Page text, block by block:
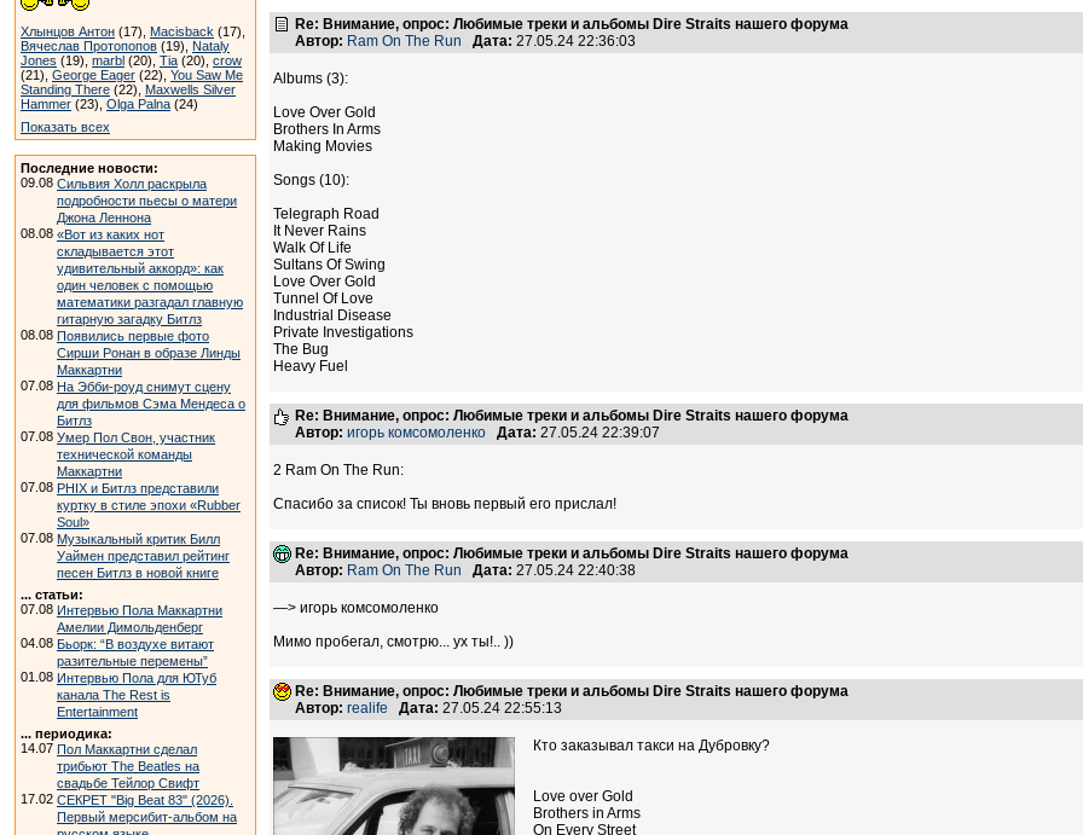
Хлынцов Антон (17), Macisback (17),
Вячеслав Протопопов (19), Nataly
Jones (19), marbl (20), Tia (20), crow
(21), George Eager (22), You Saw Me
Standing There (22), Maxwells Silver
Hammer (23), Olga Palna (24)
Показать всех
Последние новости:
09.08 Сильвия Холл раскрыла
подробности пьесы о матери
Джона Леннона
08.08 «Вот из каких нот
складывается этот
удивительный аккорд»: как
один человек с помощью
математики разгадал главную
гитарную загадку Битлз
08.08 Появились первые фото
Сирши Ронан в образе Линды
Маккартни
07.08 На Эбби-роуд снимут сцену
для фильмов Сэма Мендеса о
Битлз
07.08 Умер Пол Свон, участник
технической команды
Маккартни
07.08 PHIX и Битлз представили
куртку в стиле эпохи «Rubber
Soul»
07.08 Музыкальный критик Билл
Уаймен представил рейтинг
песен Битлз в новой книге
... статьи:
07.08 Интервью Пола Маккартни
Амелии Димольденберг
04.08 Бьорк: “В воздухе витают
разительные перемены”
01.08 Интервью Пола для ЮТуб
канала The Rest is
Entertainment
... периодика:
14.07 Пол Маккартни сделал
трибьют The Beatles на
свадьбе Тейлор Свифт
17.02 СЕКРЕТ "Big Beat 83" (2026).
Первый мерсибит-альбом на
Re: Внимание, опрос: Любимые треки и альбомы Dire Straits нашего форума
Автор: Ram On The Run Дата: 27.05.24 22:36:03
Albums (3):
Love Over Gold
Brothers In Arms
Making Movies
Songs (10):
Telegraph Road
It Never Rains
Walk Of Life
Sultans Of Swing
Love Over Gold
Tunnel Of Love
Industrial Disease
Private Investigations
The Bug
Heavy Fuel
Re: Внимание, опрос: Любимые треки и альбомы Dire Straits нашего форума
Автор: игорь комсомоленко Дата: 27.05.24 22:39:07
2 Ram On The Run:
Спасибо за список! Ты вновь первый его прислал!
Re: Внимание, опрос: Любимые треки и альбомы Dire Straits нашего форума
Автор: Ram On The Run Дата: 27.05.24 22:40:38
—> игорь комсомоленко
Мимо пробегал, смотрю... ух ты!.. ))
Re: Внимание, опрос: Любимые треки и альбомы Dire Straits нашего форума
Автор: realife Дата: 27.05.24 22:55:13
Кто заказывал такси на Дубровку?
Love over Gold
Brothers in Arms
On Every Street